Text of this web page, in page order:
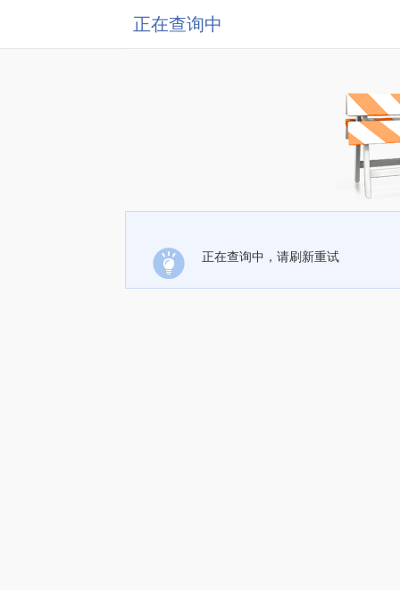
正在查询中
正在查询中，请刷新重试